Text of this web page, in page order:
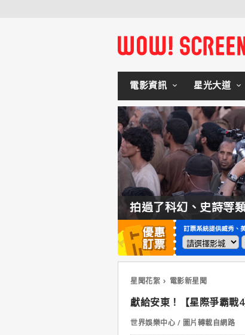
電影資訊 星光大道
拍過了科幻、史詩等
星聞花絮 電影新星聞
獻給安東！【星際爭霸戰
世界娛樂中心 / 圖片轉載自網路